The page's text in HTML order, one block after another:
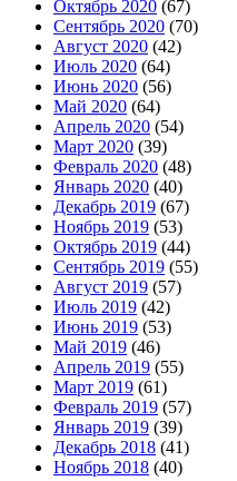
Октябрь 2020 (67)
Сентябрь 2020 (70)
Август 2020 (42)
Июль 2020 (64)
Июнь 2020 (56)
Май 2020 (64)
Апрель 2020 (54)
Март 2020 (39)
Февраль 2020 (48)
Январь 2020 (40)
Декабрь 2019 (67)
Ноябрь 2019 (53)
Октябрь 2019 (44)
Сентябрь 2019 (55)
Август 2019 (57)
Июль 2019 (42)
Июнь 2019 (53)
Май 2019 (46)
Апрель 2019 (55)
Март 2019 (61)
Февраль 2019 (57)
Январь 2019 (39)
Декабрь 2018 (41)
Ноябрь 2018 (40)